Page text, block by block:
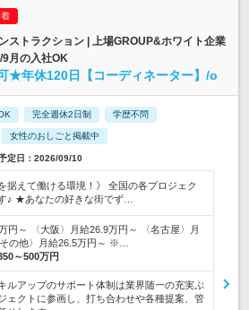
ストラクション | 上場GROUP&ホワイト企業
月の入社OK
★年休120日【コーディネーター】/o
完全週休2日制 学歴不問
女性のおしごと掲載中
定日：2026/09/10
据えて働ける環境！》 全国の各プロジェク
♪ ★あなたの好きな街でず…
円～ 〈大阪〉月給26.9万円～ 〈名古屋〉月
の他〉月給26.5万円～ ※…
～500万円
ルアップのサポート体制は業界随一の充実ぶ
ェクトに参画し、打ち合わせや各種提案、管